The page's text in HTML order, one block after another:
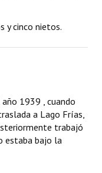
y cinco nietos.
1939 , cuando
a Lago Frías,
trabajó
estaba bajo la